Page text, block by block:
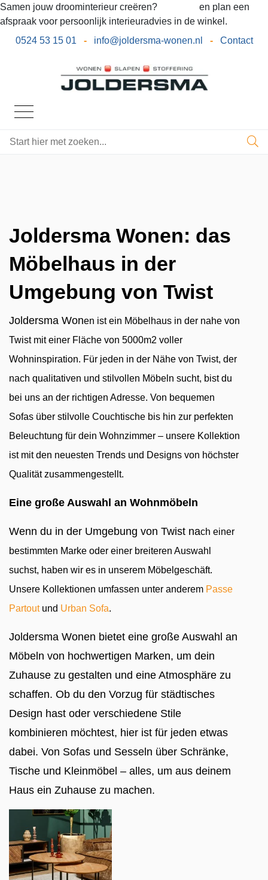
Samen jouw droominterieur creëren?
en plan een
afspraak voor persoonlijk interieuradvies in de winkel.
0524 53 15 01
- info@joldersma-wonen.nl - Contact
Joldersma Wonen: das
Möbelhaus in der
Umgebung von Twist
Joldersma Wonen ist ein Möbelhaus in der nahe von
Twist mit einer Fläche von 5000m2 voller
Wohninspiration. Für jeden in der Nähe von Twist, der
nach qualitativen und stilvollen Möbeln sucht, bist du
bei uns an der richtigen Adresse. Von bequemen
Sofas über stilvolle Couchtische bis hin zur perfekten
Beleuchtung für dein Wohnzimmer – unsere Kollektion
ist mit den neuesten Trends und Designs von höchster
Qualität zusammengestellt.
Eine große Auswahl an Wohnmöbeln
Wenn du in der Umgebung von Twist nach einer
bestimmten Marke oder einer breiteren Auswahl
suchst, haben wir es in unserem Möbelgeschäft.
Unsere Kollektionen umfassen unter anderem Passe
Partoutund Urban Sofa.
Joldersma Wonen bietet eine große Auswahl an
Möbeln von hochwertigen Marken, um dein
Zuhause zu gestalten und eine Atmosphäre zu
schaffen. Ob du den Vorzug für städtisches
Design hast oder verschiedene Stile
kombinieren möchtest, hier ist für jeden etwas
dabei. Von Sofas und Sesseln über Schränke,
Tische und Kleinmöbel – alles, um aus deinem
Haus ein Zuhause zu machen.